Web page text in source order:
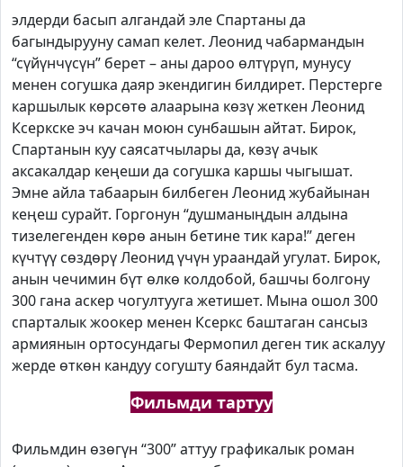
элдерди басып алгандай эле Спартаны да
багындырууну самап келет. Леонид чабармандын
“сүйүнчүсүн” берет – аны дароо өлтүрүп, мунусу
менен согушка даяр экендигин билдирет. Перстерге
каршылык көрсөтө алаарына көзү жеткен Леонид
Ксеркске эч качан моюн сунбашын айтат. Бирок,
Спартанын куу саясатчылары да, көзү ачык
аксакалдар кеңеши да согушка каршы чыгышат.
Эмне айла табаарын билбеген Леонид жубайынан
кеңеш сурайт. Горгонун “душманыңдын алдына
тизелегенден көрө анын бетине тик кара!” деген
күчтүү сөздөрү Леонид үчүн ураандай угулат. Бирок,
анын чечимин бүт өлкө колдобой, башчы болгону
300 гана аскер чогултууга жетишет. Мына ошол 300
спарталык жоокер менен Ксеркс баштаган сансыз
армиянын ортосундагы Фермопил деген тик аскалуу
жерде өткөн кандуу согушту баяндайт бул тасма.
Фильмди тартуу
Фильмдин өзөгүн “300” аттуу графикалык роман